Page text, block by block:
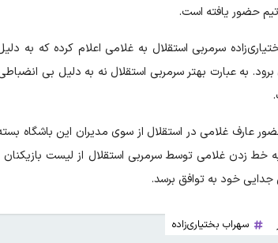
تیم حضور یافته است.
سرمربی استقلال به غلامی اعلام کرده که به
به عبارت بهتر سرمربی استقلال نه به دلیل بی
عارف غلامی در استقلال از سوی مدیران این باشگاه
خط زدن غلامی توسط سرمربی استقلال از لیست
جدایی خود به توافق برسد.
سهراب بختیاری‌زاده